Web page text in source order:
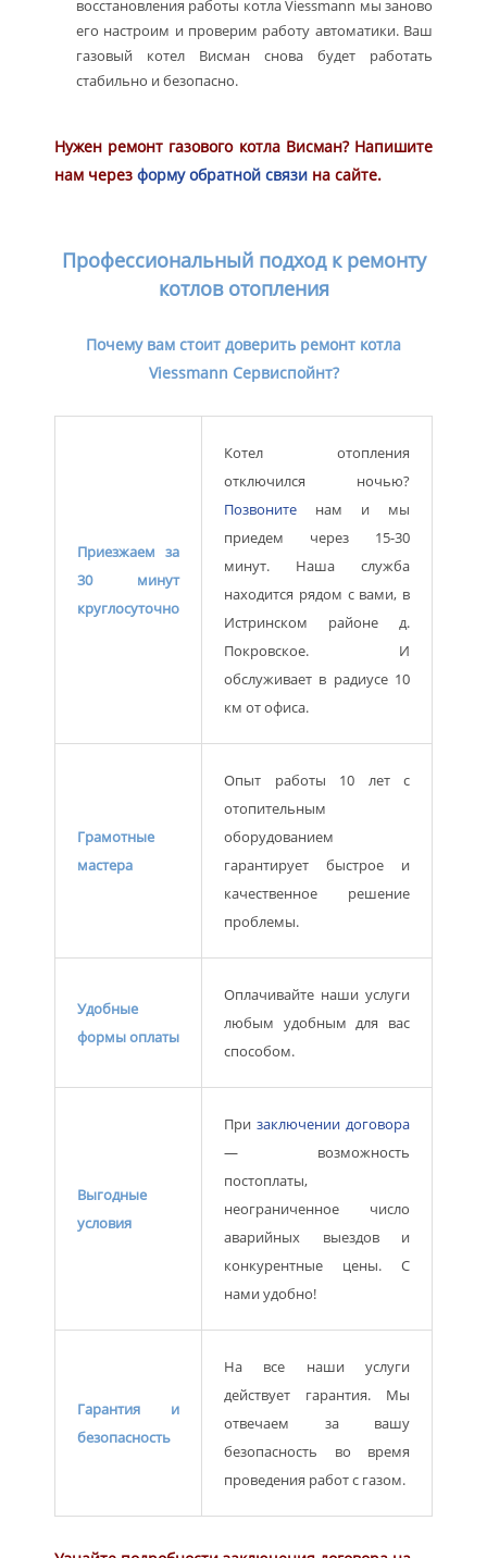
восстановления работы котла Viessmann мы заново
его настроим и проверим работу автоматики. Ваш
газовый котел Висман снова будет работать
стабильно и безопасно.
Нужен ремонт газового котла Висман? Напишите
нам через форму обратной связи на сайте.
Профессиональный подход к ремонту
котлов отопления
Почему вам стоит доверить ремонт котла
Viessmann Сервиспойнт?
Приезжаем за
30 минут
круглосуточно
Котел отопления
отключился ночью?
Позвоните нам и мы
приедем через 15-30
минут. Наша служба
находится рядом с вами, в
Истринском районе д.
Покровское. И
обслуживает в радиусе 10
км от офиса.
Грамотные
мастера
Опыт работы 10 лет с
отопительным
оборудованием
гарантирует быстрое и
качественное решение
проблемы.
Удобные
формы оплаты
Оплачивайте наши услуги
любым удобным для вас
способом.
Выгодные
условия
При заключении договора
— возможность
постоплаты,
неограниченное число
аварийных выездов и
конкурентные цены. С
нами удобно!
Гарантия и
безопасность
На все наши услуги
действует гарантия. Мы
отвечаем за вашу
безопасность во время
проведения работ с газом.